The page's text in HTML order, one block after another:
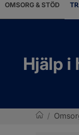
OMSORG & STÖD
Hjälp i
/